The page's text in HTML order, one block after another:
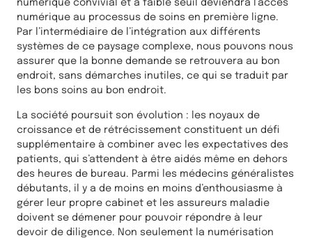
numérique convivial et à faible seuil deviendra l’accès
numérique au processus de soins en première ligne.
Par l’intermédiaire de l’intégration aux différents
systèmes de ce paysage complexe, nous pouvons nous
assurer que la bonne demande se retrouvera au bon
endroit, sans démarches inutiles, ce qui se traduit par
les bons soins au bon endroit.
La société poursuit son évolution : les noyaux de
croissance et de rétrécissement constituent un défi
supplémentaire à combiner avec les expectatives des
patients, qui s’attendent à être aidés même en dehors
des heures de bureau. Parmi les médecins généralistes
débutants, il y a de moins en moins d’enthousiasme à
gérer leur propre cabinet et les assureurs maladie
doivent se démener pour pouvoir répondre à leur
devoir de diligence. Non seulement la numérisation